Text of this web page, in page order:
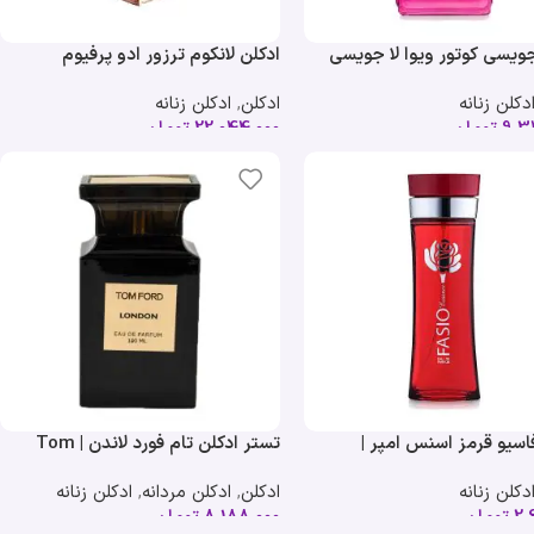
کوتور ویوا لا جویسی
ادکلن زنانه
تومان
ادکلن لانکوم ترزور ادو پرفیوم
Lumineuse
ادکلن, ادکلن زنانه
22,044,000تومان
قرمز اسنس امپر |
ادکلن زنانه
تومان
تستر ادکلن تام فورد لاندن | Tom
ادکلن, ادکلن مردانه, ادکلن زنانه
8,188,000 تومان